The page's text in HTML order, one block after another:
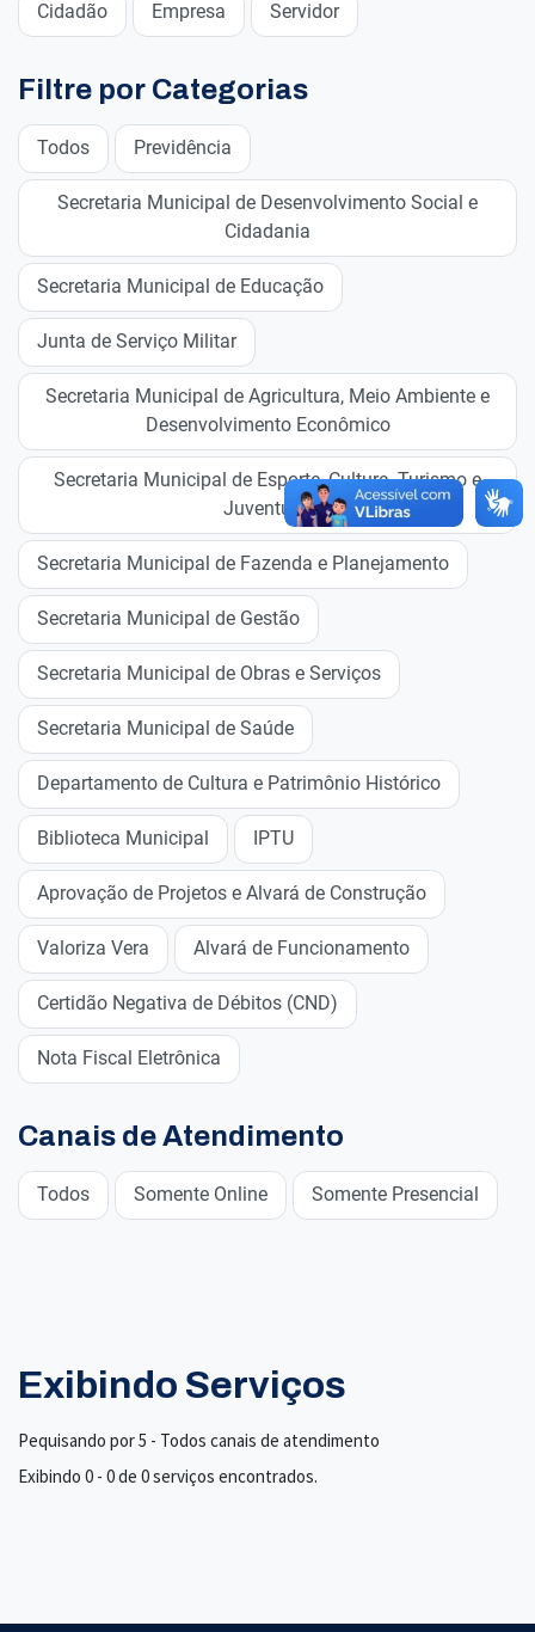
Cidadão Empresa Servidor
Filtre por Categorias
Todos Previdência
Secretaria Municipal de Desenvolvimento Social e
Cidadania
Secretaria Municipal de Educação
Junta de Serviço Militar
Secretaria Municipal de Agricultura, Meio Ambiente e
Desenvolvimento Econômico
Secretaria Municipal de Esporte, Cultura, Turismo e
Juventude
Secretaria Municipal de Fazenda e Planejamento
Secretaria Municipal de Gestão
Secretaria Municipal de Obras e Serviços
Secretaria Municipal de Saúde
Departamento de Cultura e Patrimônio Histórico
Biblioteca Municipal IPTU
Aprovação de Projetos e Alvará de Construção
Valoriza Vera Alvará de Funcionamento
Certidão Negativa de Débitos (CND)
Nota Fiscal Eletrônica
Canais de Atendimento
Todos Somente Online Somente Presencial
Exibindo Serviços
Pequisando por 5 - Todos canais de atendimento
Exibindo 0 - 0 de 0 serviços encontrados.